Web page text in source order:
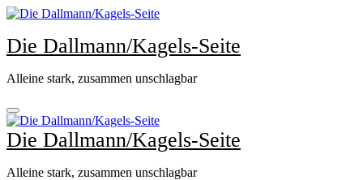
Zum
springen
Die Dallmann/Kagels-Seite
Alleine stark, zusammen unschlagbar
Die Dallmann/Kagels-Seite
Alleine stark, zusammen unschlagbar